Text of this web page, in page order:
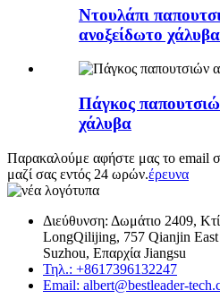
Ντουλάπι
ανοξείδωτο χάλυβα
Πάγκος
χάλυβα
Παρακαλούμε αφήστε μας το email
μαζί σας εντός 24 ωρών.έρευνα
Διεύθυνση: Δωμάτιο 2409,
LongQilijing, 757 Qianjin
Suzhou, Επαρχία Jiangsu
Τηλ.: +8617396132247
Email: albert@bestleader-